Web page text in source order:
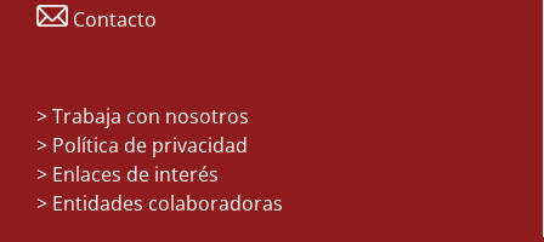
Contacto
>Trabaja con nosotros
> Política de privacidad
> Enlaces de interés
> Entidades colaboradoras